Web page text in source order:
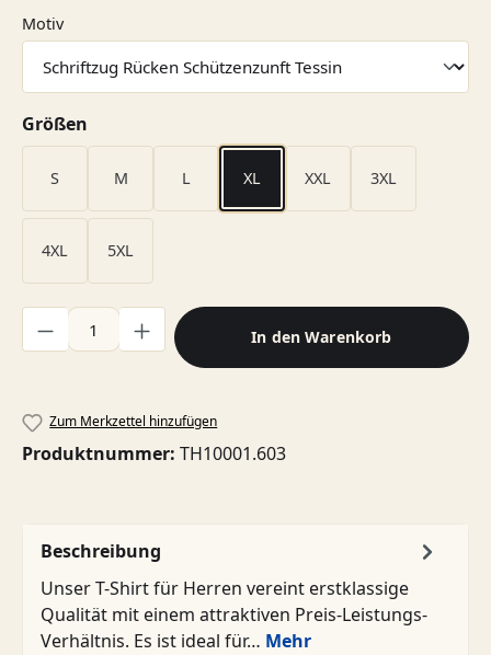
Motivauswählen
Größen
S M L XL XXL 3XL
4XL 5XL
Produkt Anzahl: Gib den gewünschten Wert ein oder
In den Warenkorb
Zum Merkzettel hinzufügen
Produktnummer: TH10001.603
Beschreibung
Unser T-Shirt für Herren vereint erstklassige
Qualität mit einem attraktiven Preis-Leistungs-
Verhältnis. Es ist ideal für… Mehr